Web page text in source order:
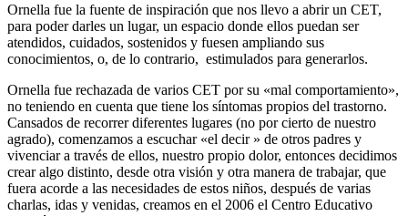
Ornella fue la fuente de inspiración que nos llevo a abrir un CET,
para poder darles un lugar, un espacio donde ellos puedan ser
atendidos, cuidados, sostenidos y fuesen ampliando sus
conocimientos, o, de lo contrario, estimulados para generarlos.
Ornella fue rechazada de varios CET por su «mal comportamiento»,
no teniendo en cuenta que tiene los síntomas propios del trastorno.
Cansados de recorrer diferentes lugares (no por cierto de nuestro
agrado), comenzamos a escuchar «el decir » de otros padres y
vivenciar a través de ellos, nuestro propio dolor, entonces decidimos
crear algo distinto, desde otra visión y otra manera de trabajar, que
fuera acorde a las necesidades de estos niños, después de varias
charlas, idas y venidas, creamos en el 2006 el Centro Educativo